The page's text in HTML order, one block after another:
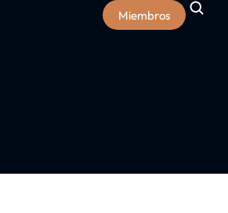
Miembros